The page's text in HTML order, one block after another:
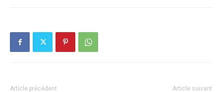
Article précédent Article suivant